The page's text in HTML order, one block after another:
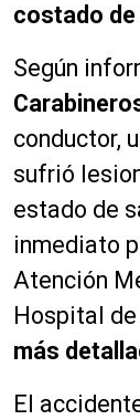
costado de
Según
conductor,
sufrió
estado de
inmediato
Atención
Hospital
más
El